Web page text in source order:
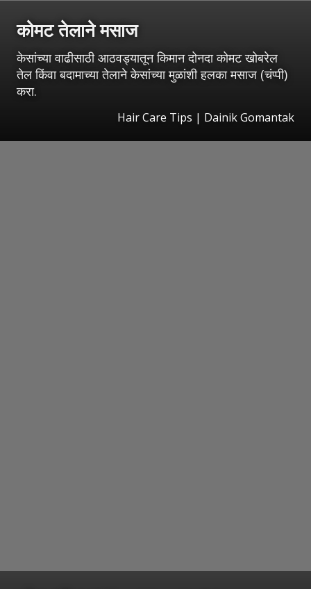
कोमट तेलाने मसाज
केसांच्या वाढीसाठी आठवड्यातून किमान दोनदा कोमट खोबरेल
तेल किंवा बदामाच्या तेलाने केसांच्या मुळांशी हलका मसाज (चंप्पी)
करा.
Hair Care Tips | Dainik Gomantak